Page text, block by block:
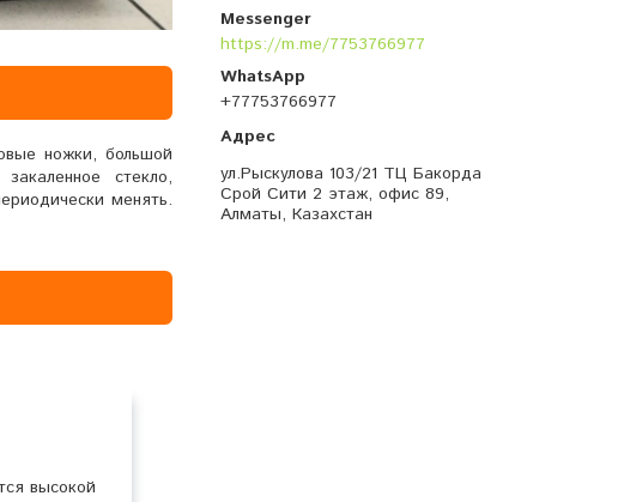
https://m.me/7753766977
+77753766977
ул.Рыскулова 103/21 ТЦ Бакорда
Срой Сити 2 этаж, офис 89,
Алматы, Казахстан
ножки, большой
стекло,
менять.
высокой